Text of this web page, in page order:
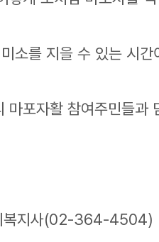
소를 지을 수 있는 시간
포자활 참여주민들과
복지사(02-364-4504)